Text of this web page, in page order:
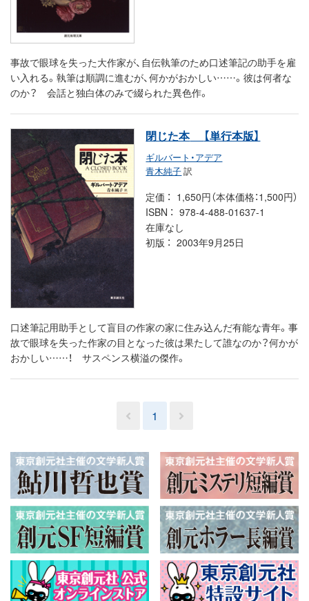
事故で眼球を失った大作家が、自伝執筆のため口述筆記の助手を雇
い入れる。執筆は順調に進むが、何かがおかしい……。彼は何者な
のか？ 会話と独白体のみで綴られた異色作。
閉じた本 【単行本版】
ギルバート・アデア
青木純子訳
定価
1,650円（本体価格：1,500円）
ISBN
978-4-488-01637-1
在庫なし
初版
2003年9月25日
口述筆記用助手として盲目の作家の家に住み込んだ有能な青年。事
故で眼球を失った作家の目となった彼は果たして誰なのか？何かが
おかしい……！ サスペンス横溢の傑作。
1